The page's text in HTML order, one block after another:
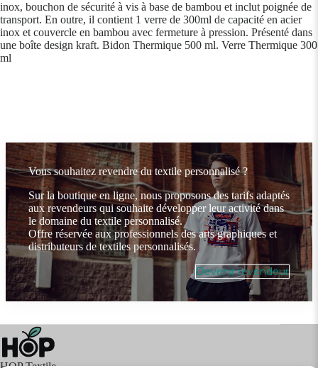
inox, bouchon de sécurité à vis à base de bambou et inclut poignée de
transport. En outre, il contient 1 verre de 300ml de capacité en acier
inox et couvercle en bambou avec fermeture à pression. Présenté dans
une boîte design kraft. Bidon Thermique 500 ml. Verre Thermique 300
ml
Vous souhaitez revendre du textile personnalisé ?
Sur la boutique en ligne, nous proposons des tarifs adaptés
aux revendeurs qui souhaite développer leur activité dans
le domaine du textile personnalisé.
Offre réservée aux professionnels des arts graphiques et
distributeurs de textiles personnalisés.
Devenir revendeur